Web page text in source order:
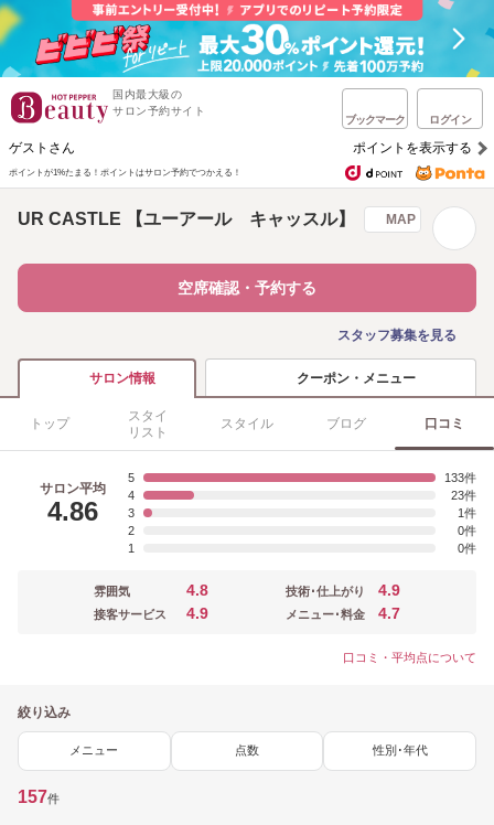
国内最大級の
サロン予約サイト
ブックマーク ログイン
ゲストさん ポイントを表示する
ポイントが1%たまる！ ポイントはサロン予約でつかえる！
UR CASTLE 【ユーアール キャッスル】 MAP
空席確認・予約する
スタッフ募集を見る
サロン情報 クーポン・メニュー
トップ
スタイ
リスト
スタイル ブログ 口コミ
サロン平均
4.86
5
133
4
23
3
1
2
0
1
0
雰囲気 4.8
接客サービス 4.9
技術･仕上がり 4.9
メニュー･料金 4.7
口コミ・平均点について
絞り込み
メニュー 点数 性別･年代
157件